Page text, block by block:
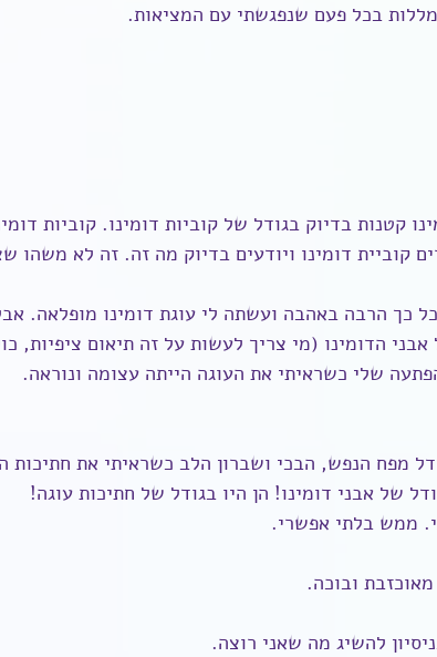
בכל פעם שנפגשתי עם המציאות.
קטנות בדיוק בגודל של קוביות דומינו. קוביות
קוביית דומינו ויודעים בדיוק מה זה. זה לא משהו
כך הרבה באהבה ועשתה לי עוגת דומינו מופלאה.
אבני הדומינו (מי צריך לעשות על זה תיאום ציפיות,
שלי כשראיתי את העוגה הייתה עצומה ונוראה.
מפח הנפש, הבכי ושברון הלב כשראיתי את חתיכות
של אבני דומינו! הן היו בגודל של חתיכות עוגה!
ממש בלתי אפשרי.
ובוכה.
להשיג מה שאני רוצה.